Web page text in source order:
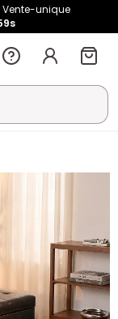
unique